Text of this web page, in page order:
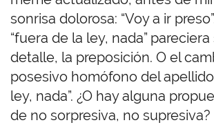
sonrisa dolorosa: “Voy a ir
“fuera de la ley, nada”
detalle, la preposición. O el
posesivo homófono del
ley, nada”. ¿O hay alguna
de no sorpresiva, no supresiva?